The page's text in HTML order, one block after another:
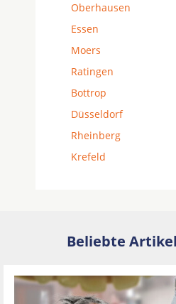
Oberhausen
Essen
Moers
Ratingen
Bottrop
Düsseldorf
Rheinberg
Krefeld
Beliebte